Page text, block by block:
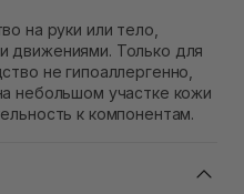
на руки или тело,
движениями. Только для
не гипоаллергенно,
небольшом участке кожи
к компонентам.